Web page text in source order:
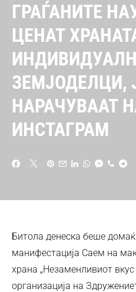
ГРАЃАНИТЕ
ЦЕНАТ
ЗЕМЈОДЕЛЦИ,
НАРАЧУВААТ
ИНСТАГРАМ
Битола денеска беше
манифестација Саем на
храна „Незаменливиот вкус
организација на